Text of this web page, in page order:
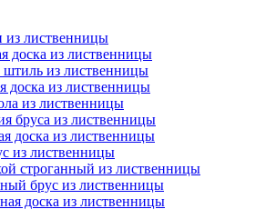
из лиственницы
доска из лиственницы
штиль из лиственницы
доска из лиственницы
из лиственницы
бруса из лиственницы
доска из лиственницы
из лиственницы
строганный из лиственницы
брус из лиственницы
доска из лиственницы